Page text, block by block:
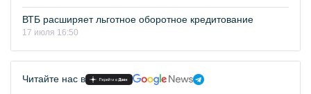
ВТБ расширяет льготное оборотное кредитование
17 июля 16:50
Читайте нас в